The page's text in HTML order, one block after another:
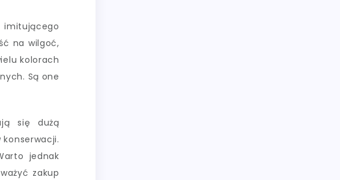
na wilgoć,
kolorach
Są one
się dużą
jednak
zakup